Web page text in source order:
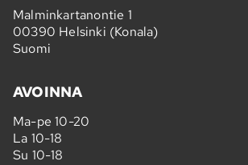
Malminkartanontie 1
00390 Helsinki (Konala)
Suomi
AVOINNA
Ma-pe 10-20
La 10-18
Su 10-18